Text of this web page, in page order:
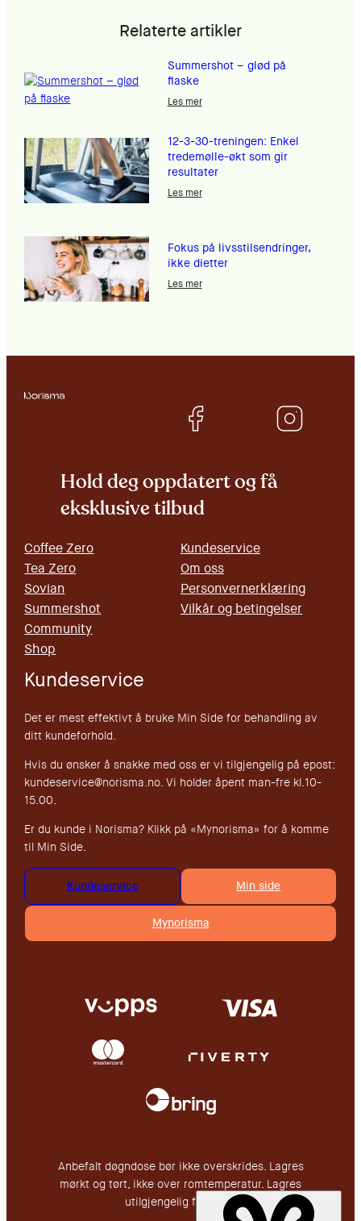
Relaterte artikler
Summershot – glød på
flaske
Les mer
12-3-30-treningen: Enkel
tredemølle-økt som gir
resultater
Les mer
Fokus på livsstilsendringer,
ikke dietter
Les mer
Hold deg oppdatert og få
eksklusive tilbud
Coffee Zero
Tea Zero
Sovian
Summershot
Community
Shop
Kundeservice
Om oss
Personvernerklæring
Vilkår og betingelser
Kundeservice
Det er mest effektivt å bruke Min Side for behandling av
ditt kundeforhold.
Hvis du ønsker å snakke med oss er vi tilgjengelig på epost:
kundeservice@norisma.no. Vi holder åpent man-fre kl.10-
15.00.
Er du kunde i Norisma? Klikk på «Mynorisma» for å komme
til Min Side.
Min side
Kundeservice
Mynorisma
Anbefalt døgndose bør ikke overskrides. Lagres
mørkt og tørt, ikke over romtemperatur. Lagres
utilgjengelig for barn.